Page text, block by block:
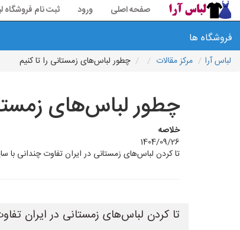
صفحه اصلی ورود ثبت نام فروشگاه
فروشگاه ها
لباس آرا مرکز مقالات چطور لباس‌های زمستانی را تا کنیم
چطور لباس‌های
خلاصه
1404/09/26
تا کردن لباس‌های زمستانی در ایران تفاوت چندانی با
تا کردن لباس‌های زمستانی در ایران